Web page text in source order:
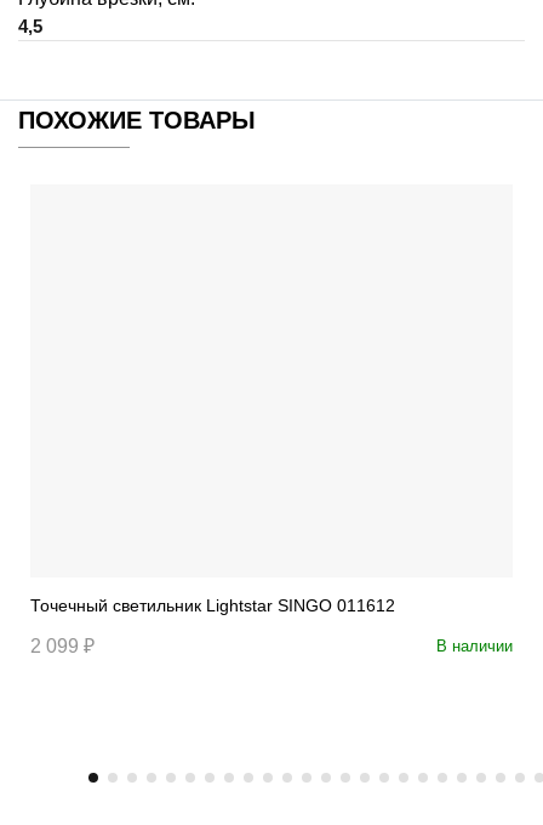
4,5
ПОХОЖИЕ ТОВАРЫ
Точечный светильник Lightstar SINGO 011612
2 099 ₽ В наличии